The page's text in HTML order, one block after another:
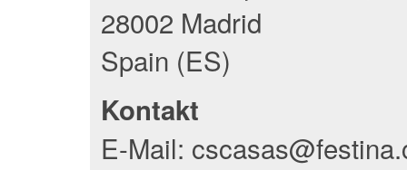
28002 Madrid
Spain (ES)
Kontakt
E-Mail: